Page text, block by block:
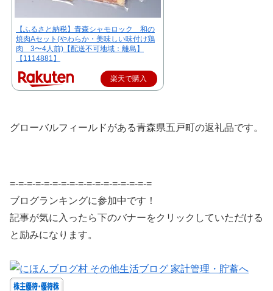
【ふるさと納税】青森シャモロック 和の
焼肉Aセット(やわらか・美味しい味付け鶏
肉 3〜4人前)【配送不可地域：離島】
【1114881】
楽天で購入
グローバルフィールドがある青森県五戸町の返礼品です。
=-=-=-=-=-=-=-=-=-=-=-=-=-=-=-=-=
ブログランキングに参加中です！
記事が気に入ったら下のバナーをクリックしていただける
と励みになります。